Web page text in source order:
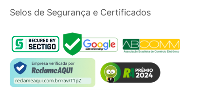
Selos de Segurança e Certificados